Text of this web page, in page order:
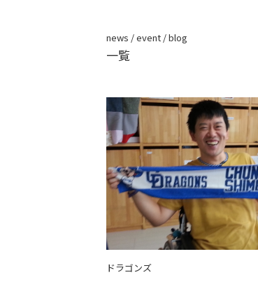
news / event / blog
一覧
ドラゴンズ